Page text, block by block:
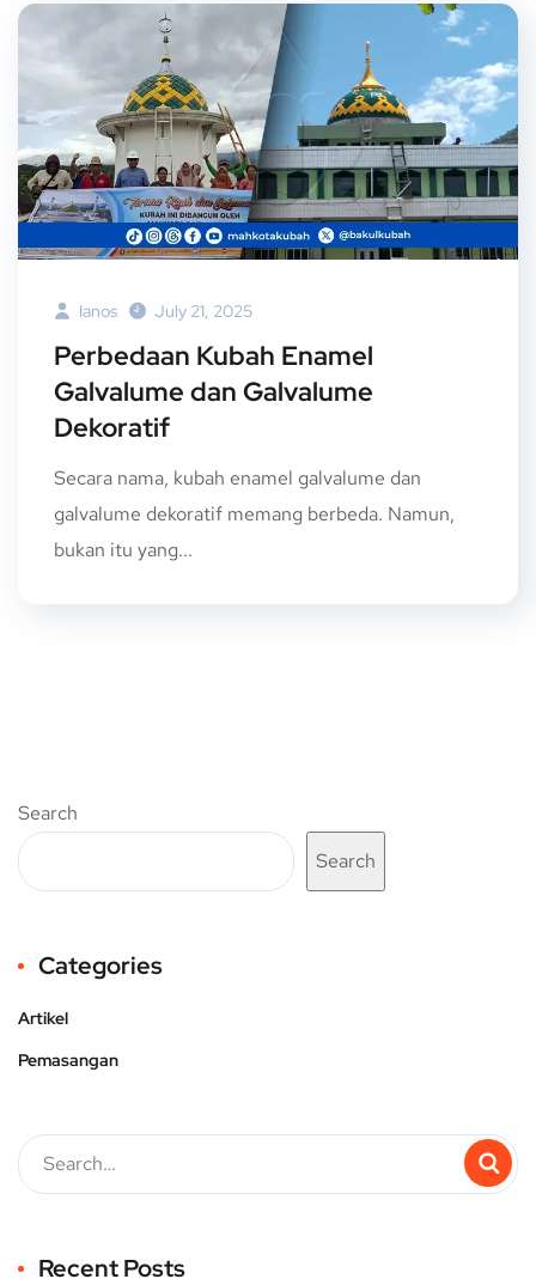
Ianos July 21, 2025
Perbedaan Kubah Enamel
Galvalume dan Galvalume
Dekoratif
Secara nama, kubah enamel galvalume dan
galvalume dekoratif memang berbeda. Namun,
bukan itu yang...
Search
Search
Categories
Artikel
Pemasangan
Recent Posts